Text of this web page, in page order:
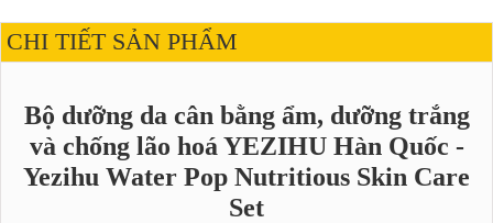
CHI TIẾT SẢN PHẨM
Bộ dưỡng da cân bằng ẩm, dưỡng trắng
và chống lão hoá YEZIHU Hàn Quốc -
Yezihu Water Pop Nutritious Skin Care
Set